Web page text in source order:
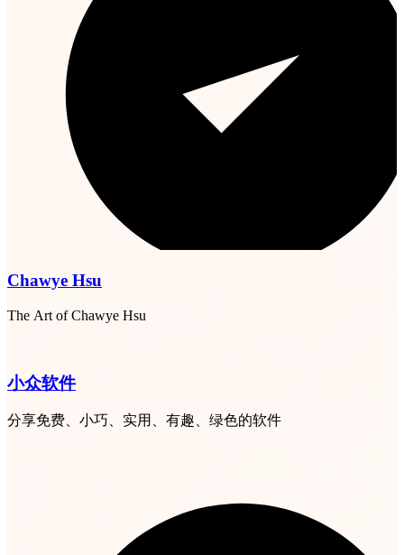
Chawye Hsu
The Art of Chawye Hsu
小众软件
分享免费、小巧、实用、有趣、绿色的软件